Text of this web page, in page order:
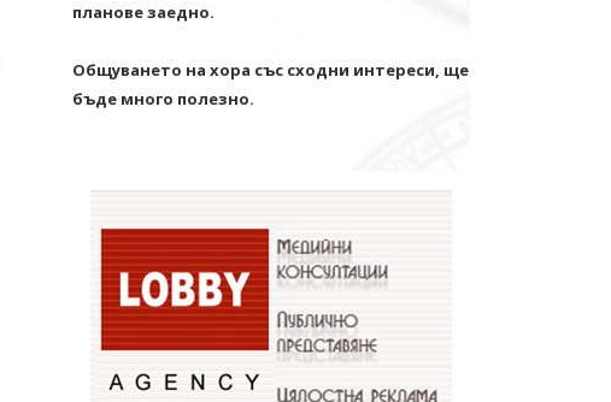
планове заедно.
Общуването на хора със сходни интереси, ще
бъде много полезно.